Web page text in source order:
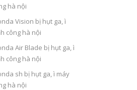
hà nội
Vision bị hụt ga, ì
công hà nội
Air Blade bị hụt ga, ì
công hà nội
sh bị hụt ga, ì máy
hà nội